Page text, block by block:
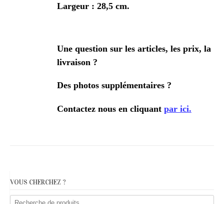
Largeur : 28,5 cm.
Une question sur les articles, les prix, la
livraison ?
Des photos supplémentaires ?
Contactez nous en cliquant par ici.
VOUS CHERCHEZ ?
Recherche